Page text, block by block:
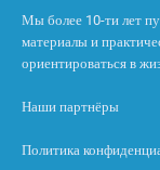
Мы более 10-ти лет
материалы и
ориентироваться в
Наши партнёры
Политика